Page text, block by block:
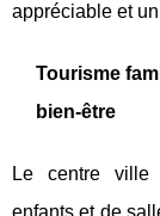
appréciable et
Tourisme
bien-être
Le centre
enfants et de